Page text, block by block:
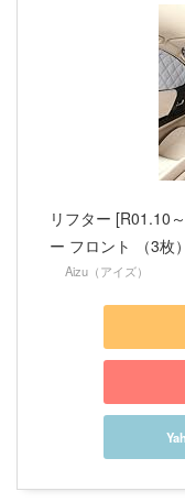
リフター [R01.10
ー フロント （3枚
Aizu（アイズ）